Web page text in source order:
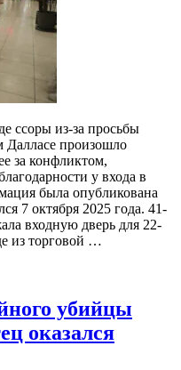
ссоры из-за просьбы
Далласе произошло
за конфликтом,
у входа в
была опубликована
7 октября 2025 года. 41-
входную дверь для 22-
из торговой …
убийцы
оказался